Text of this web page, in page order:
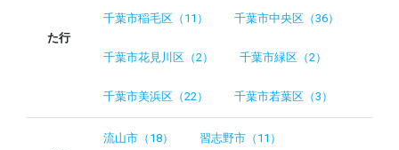
た行
千葉市稲毛区（11） 千葉市中央区（36）
千葉市花見川区（2） 千葉市緑区（2）
千葉市美浜区（22） 千葉市若葉区（3）
流山市（18） 習志野市（11）